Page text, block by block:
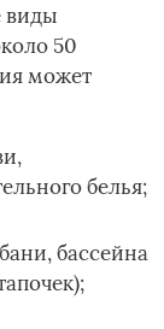
виды
50
может
белья;
бассейна